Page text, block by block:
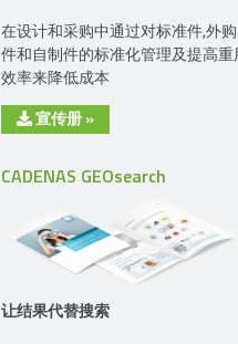
在设计和采购中通过对标准件,外购
件和自制件的标准化管理及提高重
效率来降低成本
宣传册 »
CADENAS GEOsearch
让结果代替搜索